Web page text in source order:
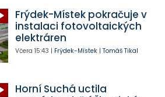
Frýdek-Místek pokračuje v
instalaci fotovoltaických
elektráren
Včera 15:43 | Frýdek-Místek| Tomáš Tikal
Horní Suchá uctila